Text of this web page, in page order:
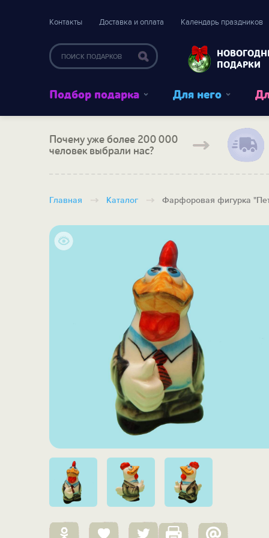
Контакты Доставка и оплата Календарь праздников
ПОДАРКИ
Подбор подарка Для него
Почему уже более 200 000
человек выбрали нас?
Главная Каталог Фарфоровая фигурка